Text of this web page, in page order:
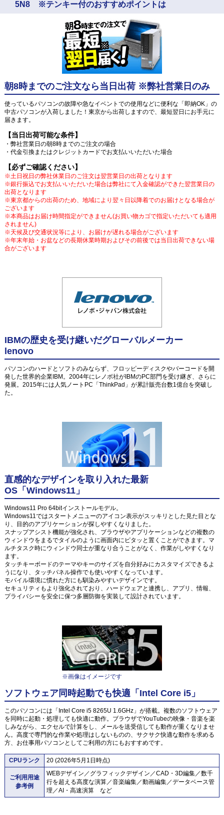
5N8 ※テンキー付のおすすめポイントは
朝8時までのご注文なら当日出荷 ※弊社営業日のみ
使っているパソコンの故障や急なイベントでの使用などに便利な「即納OK」の
中古パソコンが入荷しました！東京から出荷しますので、最短翌日にお手元に
届きます。
【当日出荷可能な条件】
・弊社営業日の朝8時までのご注文の場合
・代金引換またはクレジットカードでお支払いいただいた場合
【必ずご確認ください】
※土日祝日の弊社休業日のご注文は翌営業日の出荷となります
※銀行振込でお支払いいただいた場合は弊社にて入金確認ができた翌営業日の
出荷となります
※東京都からの出荷のため、地域により翌々日以降着でのお届けとなる場合が
ございます
※本商品はお届け時間指定ができません(お買い物カゴで指定いただいても適用
されません)
※天候及び交通状況等により、お届けが遅れる場合がございます
※年末年始・お盆などの長期休業時期およびその前後では当日出荷できない場
合がございます
IBMの歴史を受け継いだグローバルメーカー
lenovo
パソコンのハードとソフトのみならず、フロッピーディスクやバーコードを開
発した世界的企業IBM。2004年にレノボ社がIBMのPC部門を受け継ぎ、さらに
発展。2015年には人気ノートPC「ThinkPad」が累計販売台数1億台を突破し
た。
直感的なデザインを取り入れた最新
OS「Windows11」
Windows11 Pro 64bitインストールモデル。
Windows11ではスタートメニューのアイコン表示がスッキリとした見た目とな
り、目的のアプリケーションが探しやすくなりました。
スナップアシスト機能が強化され、ブラウザやアプリケーションなどの複数の
ウィンドウをまるでタイルのように画面内にピタッと置くことができます。マ
ルチタスク時にウィンドウ同士が重なり合うことがなく、作業がしやすくなり
ます。
タッチキーボードのテーマやキーのサイズを自分好みにカスタマイズできるよ
うになり、タッチパネル操作でも使いやすくなっています。
モバイル環境に慣れた方にも馴染みやすいデザインです。
セキュリティもより強化されており、ハードウェアと連携し、アプリ、情報、
プライバシーを安全に保つ多層防御を実装して設計されています。
※画像はイメージです
ソフトウェア同時起動でも快適「Intel Core i5」
このパソコンには「Intel Core i5 8265U 1.6GHz」が搭載。複数のソフトウェア
を同時に起動・処理しても快適に動作。ブラウザでYouTubeの映像・音楽を楽
しみながら、エクセルで計算をし、メールを送受信しても動作が重くなりませ
ん。高度で専門的な作業や処理はしないものの、サクサク快適な動作を求める
方、お仕事用パソコンとしてご利用の方にもおすすめです。
CPUランク 20 (2026年5月1日時点)
ご利用用途
参考例
WEBデザイン／グラフィックデザイン／CAD・3D編集／数千
行を超える高度な演算／音楽編集／動画編集／データベース管
理／AI・高速演算 など